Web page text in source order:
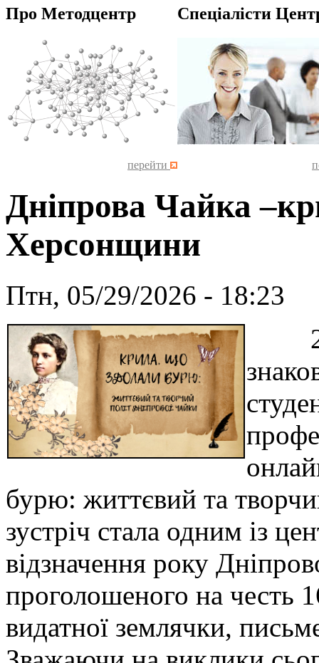
Про Методцентр
перейти
Спеціалісти
Дніпрова Чайка
Херсонщини
Птн, 05/29/2026 - 18:23
28
бурю: життєвий та
зустріч стала одним із
відзначення року
проголошеного на честь
видатної землячки,